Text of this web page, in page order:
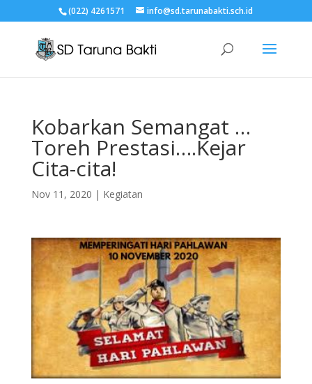
(022) 4261571 info@sd.tarunabakti.sch.id
Kobarkan Semangat …
Toreh Prestasi….Kejar
Cita-cita!
Nov 11, 2020 | Kegiatan